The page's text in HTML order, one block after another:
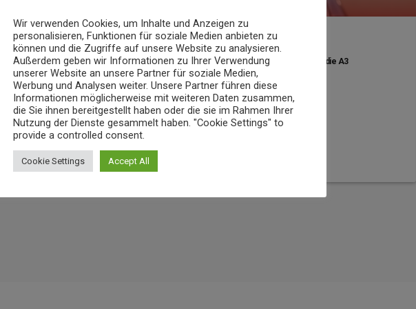
bereitet Verkehrsänderungen
NEWS
23-Jähriger rast mit über 235 km/h über die A3
today 6. AUGUST 2026 11
Wir verwenden Cookies, um Inhalte und Anzeigen zu
personalisieren, Funktionen für soziale Medien anbieten zu
können und die Zugriffe auf unsere Website zu analysieren.
Außerdem geben wir Informationen zu Ihrer Verwendung
unserer Website an unsere Partner für soziale Medien,
Werbung und Analysen weiter. Unsere Partner führen diese
Informationen möglicherweise mit weiteren Daten zusammen,
die Sie ihnen bereitgestellt haben oder die sie im Rahmen Ihrer
Nutzung der Dienste gesammelt haben. "Cookie Settings" to
provide a controlled consent.
Cookie Settings Accept All